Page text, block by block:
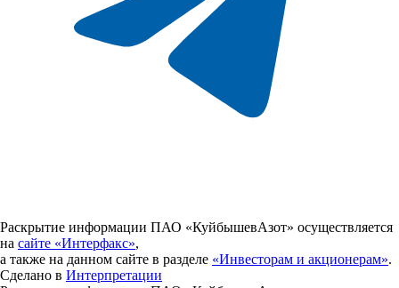
Раскрытие информации ПАО «КуйбышевАзот» осуществляется
на сайте «Интерфакс»,
а также на данном сайте в разделе «Инвесторам и акционерам».
Сделано в Интерпретации